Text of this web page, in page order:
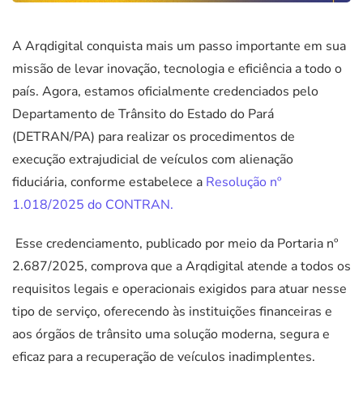
A Arqdigital conquista mais um passo importante em sua
missão de levar inovação, tecnologia e eficiência a todo o
país. Agora, estamos oficialmente credenciados pelo
Departamento de Trânsito do Estado do Pará
(DETRAN/PA) para realizar os procedimentos de
execução extrajudicial de veículos com alienação
fiduciária, conforme estabelece a Resolução nº
1.018/2025 do CONTRAN.
Esse credenciamento, publicado por meio da Portaria nº
2.687/2025, comprova que a Arqdigital atende a todos os
requisitos legais e operacionais exigidos para atuar nesse
tipo de serviço, oferecendo às instituições financeiras e
aos órgãos de trânsito uma solução moderna, segura e
eficaz para a recuperação de veículos inadimplentes.